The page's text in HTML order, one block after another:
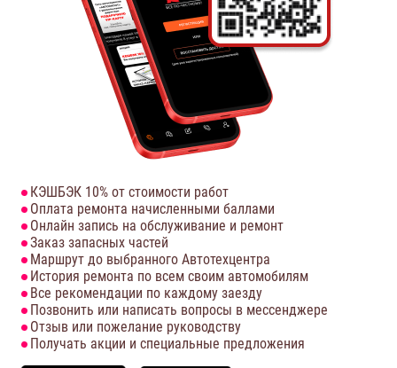
КЭШБЭК 10% от стоимости работ
Оплата ремонта начисленными баллами
Онлайн запись на обслуживание и ремонт
Заказ запасных частей
Маршрут до выбранного Автотехцентра
История ремонта по всем своим автомобилям
Все рекомендации по каждому заезду
Позвонить или написать вопросы в мессенджере
Отзыв или пожелание руководству
Получать акции и специальные предложения